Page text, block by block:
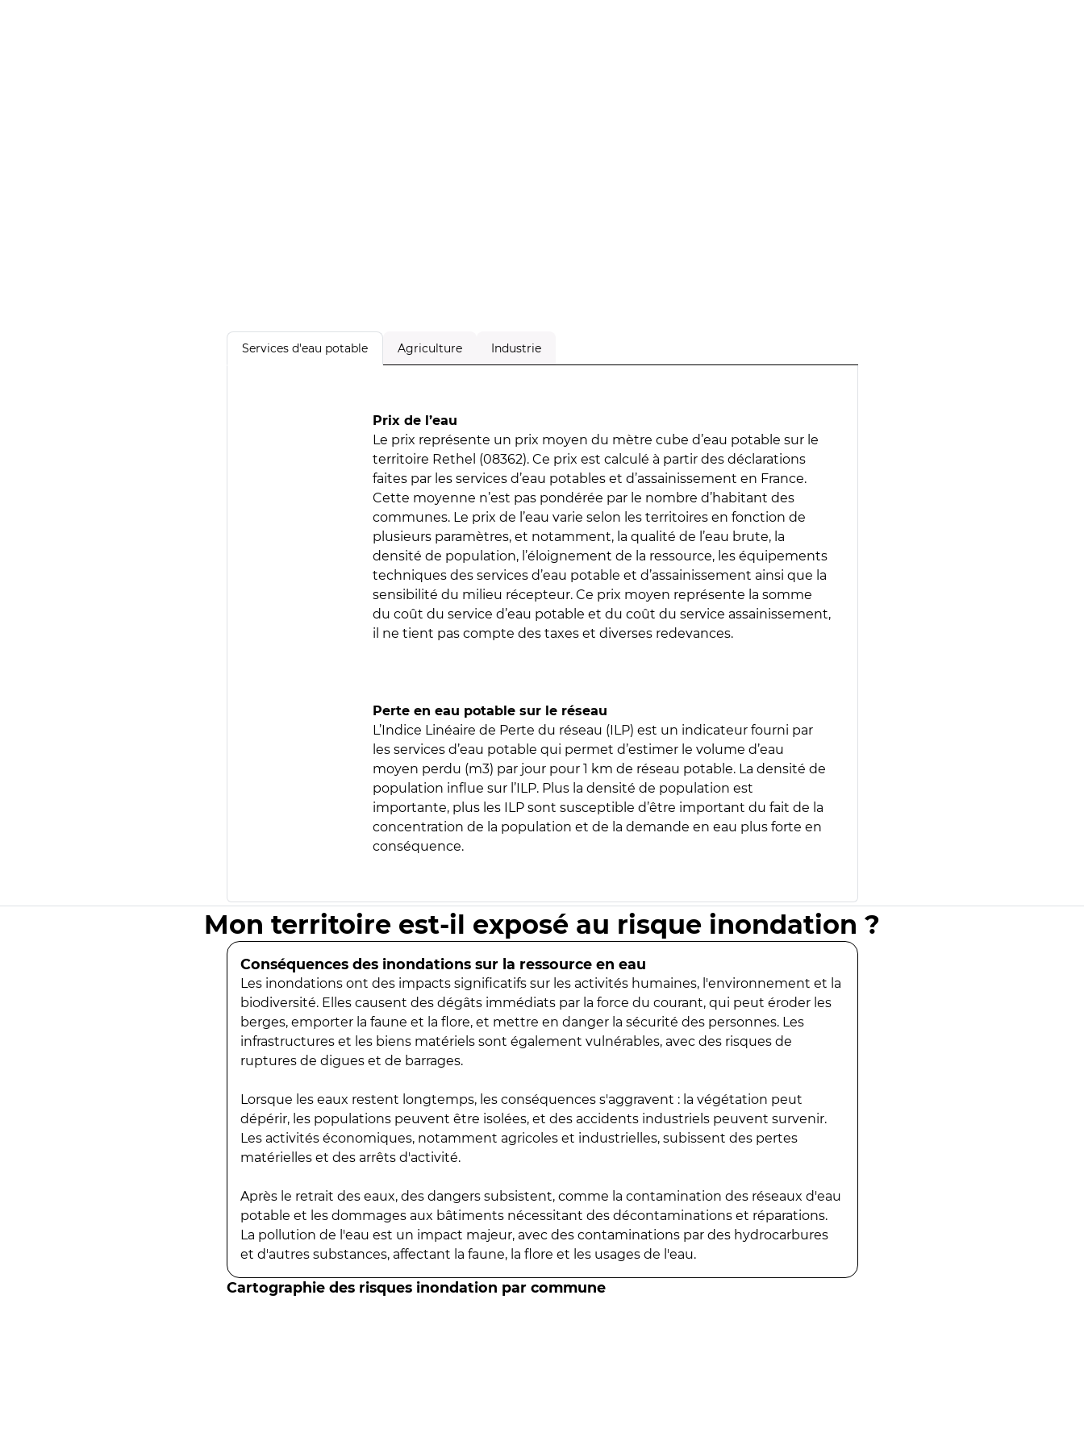
Services d'eau potable Agriculture Industrie
Prix de l’eau
Le prix représente un prix moyen du mètre cube d’eau potable sur le
territoire Rethel (08362). Ce prix est calculé à partir des déclarations
faites par les services d’eau potables et d’assainissement en France.
Cette moyenne n’est pas pondérée par le nombre d’habitant des
communes. Le prix de l’eau varie selon les territoires en fonction de
plusieurs paramètres, et notamment, la qualité de l’eau brute, la
densité de population, l’éloignement de la ressource, les équipements
techniques des services d’eau potable et d’assainissement ainsi que la
sensibilité du milieu récepteur. Ce prix moyen représente la somme
du coût du service d’eau potable et du coût du service assainissement,
il ne tient pas compte des taxes et diverses redevances.
Perte en eau potable sur le réseau
L’Indice Linéaire de Perte du réseau (ILP) est un indicateur fourni par
les services d’eau potable qui permet d’estimer le volume d’eau
moyen perdu (m3) par jour pour 1 km de réseau potable. La densité de
population influe sur l’ILP. Plus la densité de population est
importante, plus les ILP sont susceptible d’être important du fait de la
concentration de la population et de la demande en eau plus forte en
conséquence.
Mon territoire est-il exposé au risque inondation ?
Conséquences des inondations sur la ressource en eau
Les inondations ont des impacts significatifs sur les activités humaines, l'environnement et la
biodiversité. Elles causent des dégâts immédiats par la force du courant, qui peut éroder les
berges, emporter la faune et la flore, et mettre en danger la sécurité des personnes. Les
infrastructures et les biens matériels sont également vulnérables, avec des risques de
ruptures de digues et de barrages.
Lorsque les eaux restent longtemps, les conséquences s'aggravent : la végétation peut
dépérir, les populations peuvent être isolées, et des accidents industriels peuvent survenir.
Les activités économiques, notamment agricoles et industrielles, subissent des pertes
matérielles et des arrêts d'activité.
Après le retrait des eaux, des dangers subsistent, comme la contamination des réseaux d'eau
potable et les dommages aux bâtiments nécessitant des décontaminations et réparations.
La pollution de l'eau est un impact majeur, avec des contaminations par des hydrocarbures
et d'autres substances, affectant la faune, la flore et les usages de l'eau.
Cartographie des risques inondation par commune